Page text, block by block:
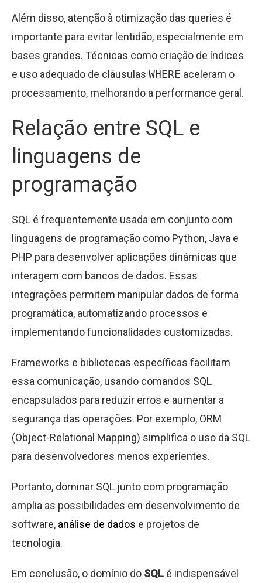
Além disso, atenção à otimização das queries é
importante para evitar lentidão, especialmente em
bases grandes. Técnicas como criação de índices
e uso adequado de cláusulas WHERE aceleram o
processamento, melhorando a performance geral.
Relação entre SQL e
linguagens de
programação
SQL é frequentemente usada em conjunto com
linguagens de programação como Python, Java e
PHP para desenvolver aplicações dinâmicas que
interagem com bancos de dados. Essas
integrações permitem manipular dados de forma
programática, automatizando processos e
implementando funcionalidades customizadas.
Frameworks e bibliotecas específicas facilitam
essa comunicação, usando comandos SQL
encapsulados para reduzir erros e aumentar a
segurança das operações. Por exemplo, ORM
(Object-Relational Mapping) simplifica o uso da SQL
para desenvolvedores menos experientes.
Portanto, dominar SQL junto com programação
amplia as possibilidades em desenvolvimento de
software, análise de dados e projetos de
tecnologia.
Em conclusão, o domínio do SQL é indispensável